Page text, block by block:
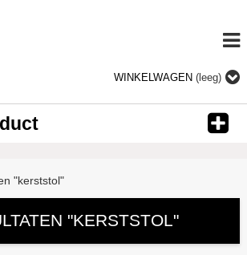
WINKELWAGEN (leeg)
"kerststol"
"KERSTSTOL"